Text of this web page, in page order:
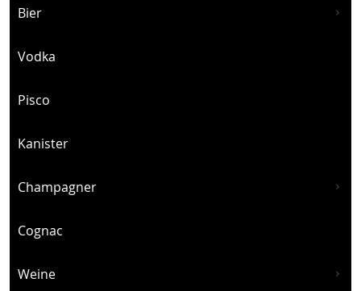
Bier
Vodka
Pisco
Kanister
Champagner
Cognac
Weine